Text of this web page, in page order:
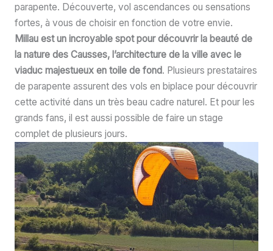
parapente. Découverte, vol ascendances ou sensations
fortes, à vous de choisir en fonction de votre envie.
Millau est un incroyable spot pour découvrir la beauté de
la nature des Causses, l’architecture de la ville avec le
viaduc majestueux en toile de fond. Plusieurs prestataires
de parapente assurent des vols en biplace pour découvrir
cette activité dans un très beau cadre naturel. Et pour les
grands fans, il est aussi possible de faire un stage
complet de plusieurs jours.